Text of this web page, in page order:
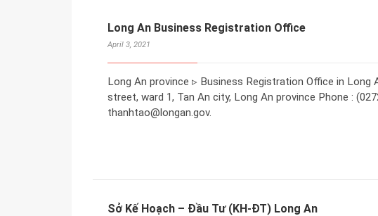
Long An Business Registration Office
April 3, 2021
Long An province ▹ Business Registration Office in Long
street, ward 1, Tan An city, Long An province Phone :
thanhtao@longan.gov.
Sở Kế Hoạch – Đầu Tư (KH-ĐT) Long An